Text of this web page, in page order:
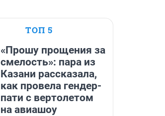
ТОП 5
«Прошу прощения за
смелость»: пара из
Казани рассказала,
как провела гендер-
пати с вертолетом
на авиашоу